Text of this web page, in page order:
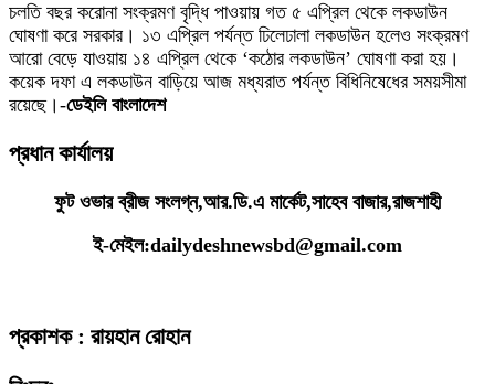
চলতি বছর করোনা সংক্রমণ বৃদ্ধি পাওয়ায় গত ৫ এপ্রিল থেকে লকডাউন
ঘোষণা করে সরকার। ১৩ এপ্রিল পর্যন্ত ঢিলেঢালা লকডাউন হলেও সংক্রমণ
আরো বেড়ে যাওয়ায় ১৪ এপ্রিল থেকে ‘কঠোর লকডাউন’ ঘোষণা করা হয়।
কয়েক দফা এ লকডাউন বাড়িয়ে আজ মধ্যরাত পর্যন্ত বিধিনিষেধের সময়সীমা
রয়েছে।-ডেইলি বাংলাদেশ
প্রধান কার্যালয়
ফুট ওভার ব্রীজ সংলগ্ন,আর.ডি.এ মার্কেট,সাহেব বাজার,রাজশাহী
ই-মেইল:dailydeshnewsbd@gmail.com
প্রকাশক : রায়হান রোহান